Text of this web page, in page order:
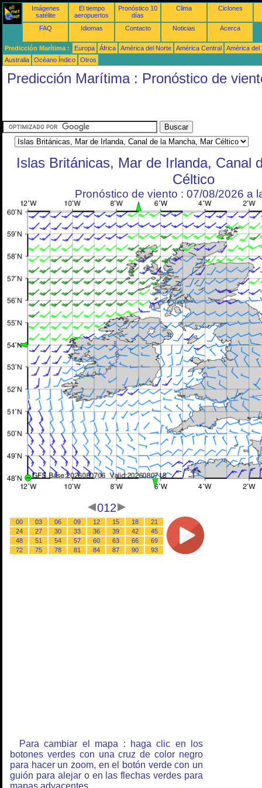
Imágenes
satélite
El tiempo
aeropuertos
Pronóstico 10
días
Clima Ciclones
FAQ Idiomas Contacto Noticias Acerca
Predicción Marítima : Europa África América del Norte América Central
América del
Australia
Océano Índico Otros
Predicción Marítima : Pronóstico de
Islas Británicas, Mar de Irlanda, Canal
Céltico
Pronóstico de viento : 07/08/2026 a
012
00 03 06 09 12 15 18
21
24
27 30 33 36 39 42
45
48
51 54 57 60 63 66
69
72
75 78 81 84 87 90 93
Para cambiar el mapa : haga clic en los
botones verdes con una cruz de color negro
para hacer un zoom, en el botón verde con un
guión para alejar o en las flechas verdes para
mapas adyacentes.